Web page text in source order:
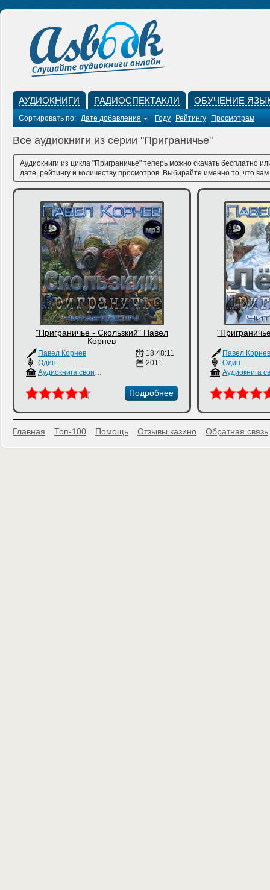
АУДИОКНИГИ РАДИОСПЕКТАКЛИ ОБУЧЕНИЕ
Сортировать по: Дате добавления Году Рейтингу Просмотрам
Все аудиокниги из серии "Приграничье"
Аудиокниги из цикла "Приграничье" теперь можно скачать бесплатно
дате, рейтингу и количеству просмотров. Выбирайте именно то, что
"Приграничье - Скользкий" Павел
Корнев
Павел Корнев
Один
Аудиокнига своими руками
18:48:11
2011
Подробнее
Павел Корнев
Один
Главная Топ-100 Помощь Отзывы казино Обратная связь